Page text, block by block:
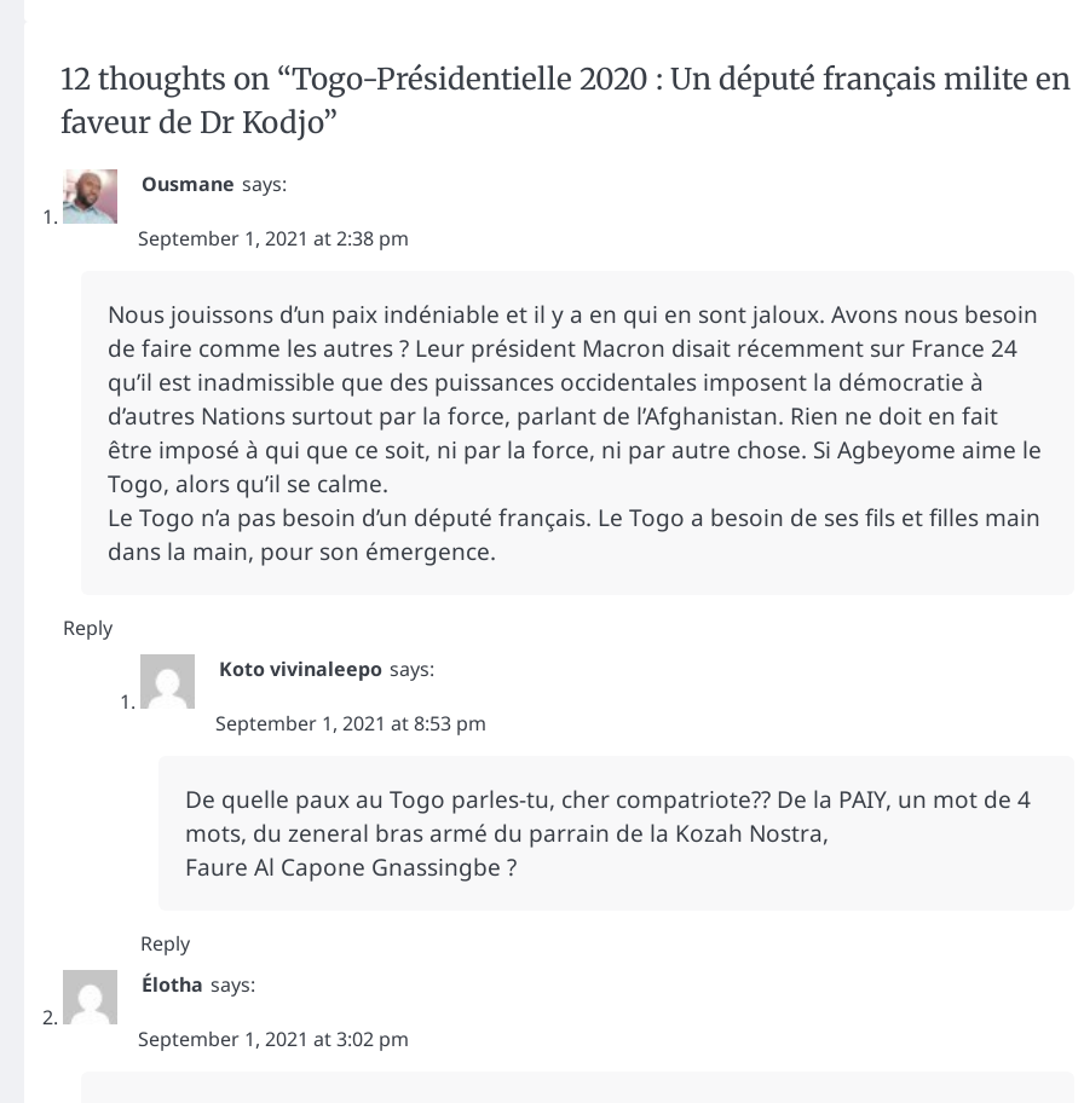
12 thoughts on “Togo-Présidentielle 2020 : Un député français milite en
faveur de Dr Kodjo”
Ousmane says:
September 1, 2021 at 2:38 pm
Nous jouissons d’un paix indéniable et il y a en qui en sont jaloux. Avons nous besoin
de faire comme les autres ? Leur président Macron disait récemment sur France 24
qu’il est inadmissible que des puissances occidentales imposent la démocratie à
d’autres Nations surtout par la force, parlant de l’Afghanistan. Rien ne doit en fait
être imposé à qui que ce soit, ni par la force, ni par autre chose. Si Agbeyome aime le
Togo, alors qu’il se calme.
Le Togo n’a pas besoin d’un député français. Le Togo a besoin de ses fils et filles main
dans la main, pour son émergence.
Reply
Koto vivinaleepo says:
September 1, 2021 at 8:53 pm
De quelle paux au Togo parles-tu, cher compatriote?? De la PAIY, un mot de 4
mots, du zeneral bras armé du parrain de la Kozah Nostra,
Faure Al Capone Gnassingbe ?
Reply
Élotha says:
September 1, 2021 at 3:02 pm